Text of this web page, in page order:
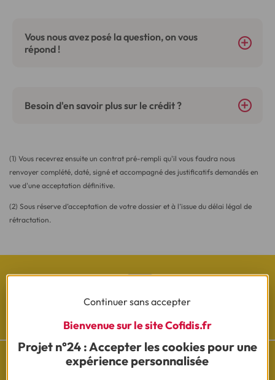
Vous nous avez posé la question, on vous
répond !
Besoin d'en savoir plus sur le crédit ?
(1) Vous recevrez ensuite un contrat pré-rempli qu'il vous faudra nous
renvoyer complété, daté, signé et accompagné des justificatifs demandés en
vue d'une acceptation définitive.
(2) Sous réserve d’acceptation de votre dossier et à l’issue du délai légal de
rétractation.
Continuer sans accepter
Bienvenue sur le site Cofidis.fr
Projet n°24 : Accepter les cookies pour une
expérience personnalisée